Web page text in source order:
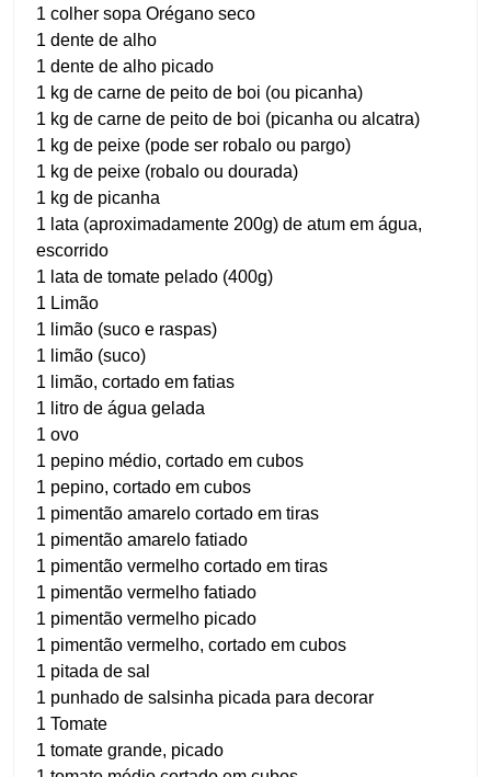
1 colher sopa Orégano seco
1 dente de alho
1 dente de alho picado
1 kg de carne de peito de boi (ou picanha)
1 kg de carne de peito de boi (picanha ou alcatra)
1 kg de peixe (pode ser robalo ou pargo)
1 kg de peixe (robalo ou dourada)
1 kg de picanha
1 lata (aproximadamente 200g) de atum em água,
escorrido
1 lata de tomate pelado (400g)
1 Limão
1 limão (suco e raspas)
1 limão (suco)
1 limão, cortado em fatias
1 litro de água gelada
1 ovo
1 pepino médio, cortado em cubos
1 pepino, cortado em cubos
1 pimentão amarelo cortado em tiras
1 pimentão amarelo fatiado
1 pimentão vermelho cortado em tiras
1 pimentão vermelho fatiado
1 pimentão vermelho picado
1 pimentão vermelho, cortado em cubos
1 pitada de sal
1 punhado de salsinha picada para decorar
1 Tomate
1 tomate grande, picado